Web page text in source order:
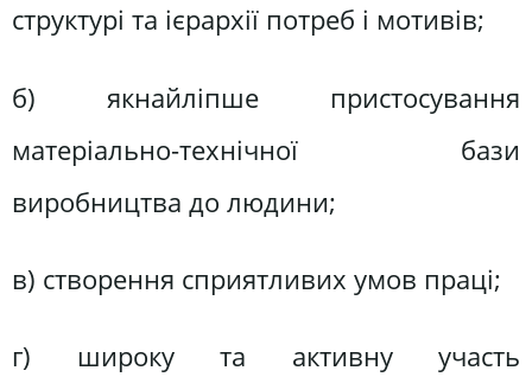
структурі та ієрархії потреб і мотивів;
б) якнайліпше пристосування
матеріально-технічної бази
виробництва до людини;
в) створення сприятливих умов праці;
г) широку та активну участь